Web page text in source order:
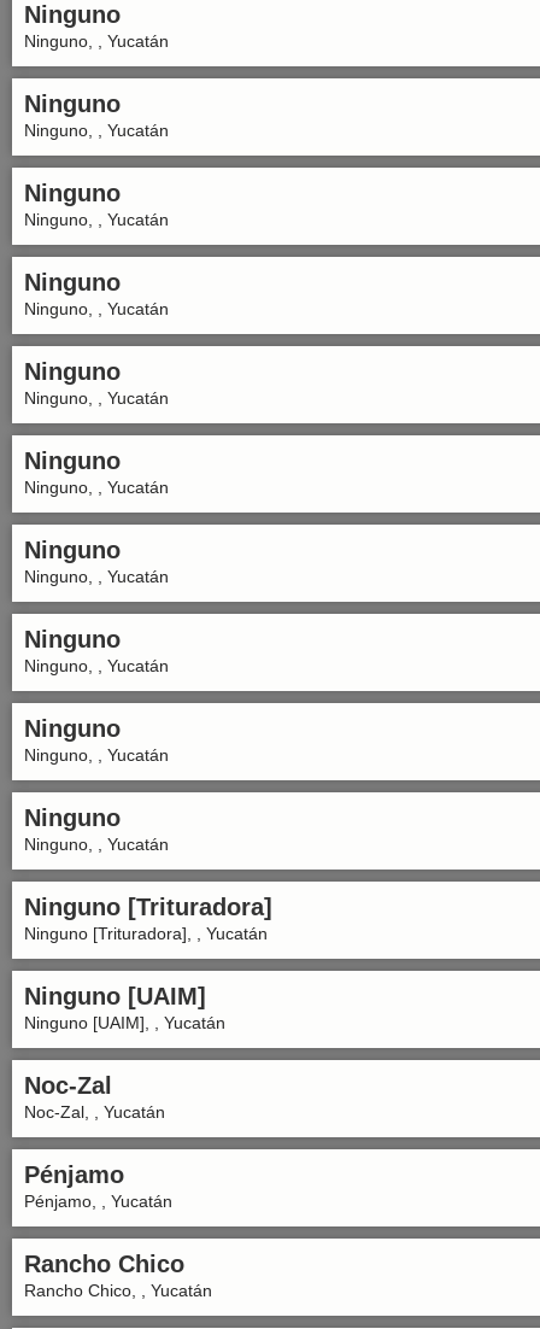
Ninguno
Ninguno, , Yucatán
Ninguno
Ninguno, , Yucatán
Ninguno
Ninguno, , Yucatán
Ninguno
Ninguno, , Yucatán
Ninguno
Ninguno, , Yucatán
Ninguno
Ninguno, , Yucatán
Ninguno
Ninguno, , Yucatán
Ninguno
Ninguno, , Yucatán
Ninguno
Ninguno, , Yucatán
Ninguno
Ninguno, , Yucatán
Ninguno [Trituradora]
Ninguno [Trituradora], , Yucatán
Ninguno [UAIM]
Ninguno [UAIM], , Yucatán
Noc-Zal
Noc-Zal, , Yucatán
Pénjamo
Pénjamo, , Yucatán
Rancho Chico
Rancho Chico, , Yucatán